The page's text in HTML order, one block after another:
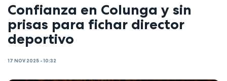
Confianza en Colunga y sin
prisas para fichar director
deportivo
17 NOV 2025 - 10:32